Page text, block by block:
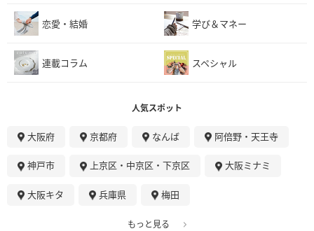
恋愛・結婚 学び＆マネー
連載コラム スペシャル
人気スポット
大阪府 京都府 なんば 阿倍野・天王寺
神戸市 上京区・中京区・下京区 大阪ミナミ
大阪キタ 兵庫県 梅田
もっと見る